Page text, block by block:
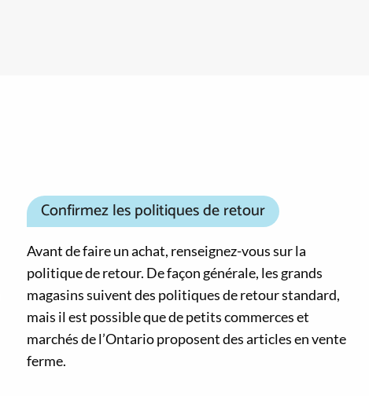
Confirmez les politiques de retour
Avant de faire un achat, renseignez-vous sur la
politique de retour. De façon générale, les grands
magasins suivent des politiques de retour standard,
mais il est possible que de petits commerces et
marchés de l’Ontario proposent des articles en vente
ferme.